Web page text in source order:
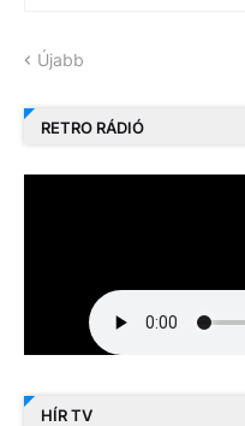
Újabb
RETRO RÁDIÓ
HÍR TV